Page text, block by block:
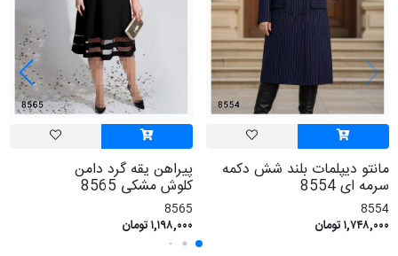
مانتو دیپلمات بلند شش دکمه
سرمه ای 8554
8554
۱,۷۴۸,۰۰۰ تومان
پیراهن یقه گرد دامن
کلوش مشکی 8565
8565
۱,۱۹۸,۰۰۰ تومان